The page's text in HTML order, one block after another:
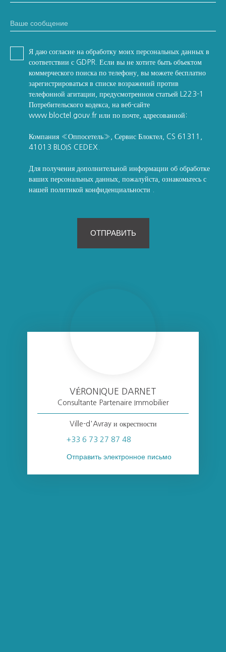
Ваше сообщение
Я даю согласие на обработку моих персональных данных в
соответствии с GDPR. Если вы не хотите быть объектом
коммерческого поиска по телефону, вы можете бесплатно
зарегистрироваться в списке возражений против
телефонной агитации, предусмотренном статьей L223-1
Потребительского кодекса, на веб-сайте
www.bloctel.gouv.fr или по почте, адресованной:
Компания «Оппосетель», Сервис Блоктел, CS 61311,
41013 BLOIS CEDEX.
Для получения дополнительной информации об обработке
ваших персональных данных, пожалуйста, ознакомьтесь с
нашей политикой конфиденциальности
ОТПРАВИТЬ
VÉRONIQUE DARNET
Consultante Partenaire Immobilier
Ville-d'Avray и окрестности
+33 6 73 27 87 48
Отправить электронное письмо